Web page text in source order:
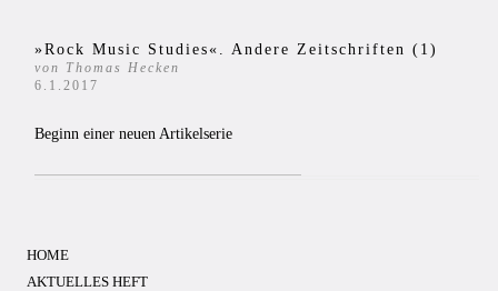
»Rock Music Studies«. Andere Zeitschriften (1)
von Thomas Hecken
6.1.2017
Beginn einer neuen Artikelserie
HOME
AKTUELLES HEFT